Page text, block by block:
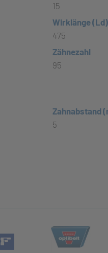
15
Wirklänge (Ld)
475
Zähnezahl
95
Zahnabstand
5
(öffnet in neuem Tab)